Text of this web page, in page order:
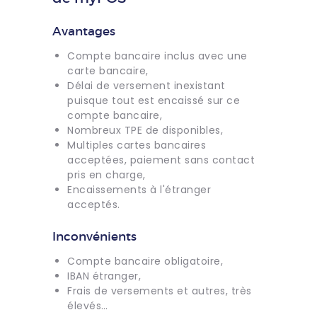
Avantages
Compte bancaire inclus avec une
carte bancaire,
Délai de versement inexistant
puisque tout est encaissé sur ce
compte bancaire,
Nombreux TPE de disponibles,
Multiples cartes bancaires
acceptées, paiement sans contact
pris en charge,
Encaissements à l'étranger
acceptés.
Inconvénients
Compte bancaire obligatoire,
IBAN étranger,
Frais de versements et autres, très
élevés…